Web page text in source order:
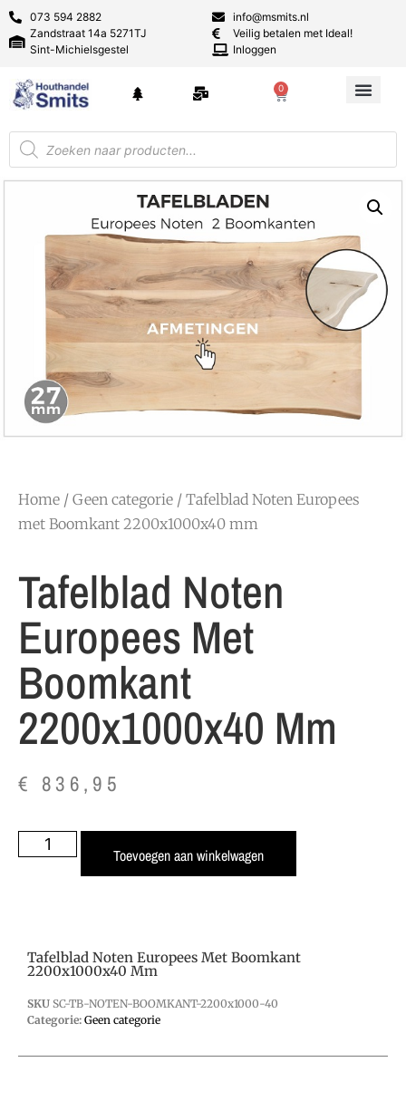
073 594 2882
Zandstraat 14a 5271TJ
Sint-Michielsgestel
info@msmits.nl
Veilig betalen met Ideal!
Inloggen
0
Home / Geen categorie / Tafelblad Noten Europees
met Boomkant 2200x1000x40 mm
Tafelblad Noten
Europees Met
Boomkant
2200x1000x40 Mm
€ 836,95
Toevoegen aan winkelwagen
Tafelblad Noten Europees Met Boomkant
2200x1000x40 Mm
SKU SC-TB-NOTEN-BOOMKANT-2200x1000-40
Categorie: Geen categorie